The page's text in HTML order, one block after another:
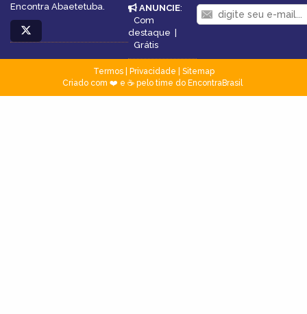
Encontra Abaetetuba.
ANUNCIE:
Com
destaque |
Grátis
Termos| Privacidade
Sitemap
Criado com ❤️ e ☕ pelo time do EncontraBrasil